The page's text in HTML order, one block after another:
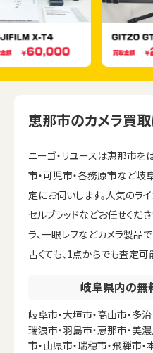
恵那市のカメラ買
ニーゴ・リユースは恵那市を
市・可児市・各務原市など
定にお伺いします。人気のライ
セルブラッドなどお任せくださ
ラ、一眼レフなどカメラ製品
古くても、1点からでも査定可
岐阜県内の無
岐阜市・大垣市・高山市・多
瑞浪市・羽島市・恵那市・美
市・山県市・瑞穂市・飛騨市・